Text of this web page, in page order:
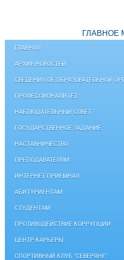
ГЛАВНОЕ
ГЛАВНАЯ
АРХИВ НОВОСТЕЙ
СВЕДЕНИЯ ОБ ОБРАЗОВАТЕЛЬНОЙ
ПРОФЕССИОНАЛИТЕТ
НАБЛЮДАТЕЛЬНЫЙ СОВЕТ
ГОСУДАРСТВЕННОЕ ЗАДАНИЕ
НАСТАВНИЧЕСТВО
ПРЕПОДАВАТЕЛЯМ
ИНТЕРНЕТ-ПРИЕМНАЯ
АБИТУРИЕНТАМ
СТУДЕНТАМ
ПРОТИВОДЕЙСТВИЕ КОРРУПЦИИ
ЦЕНТР КАРЬЕРЫ
СПОРТИВНЫЙ КЛУБ "СЕВЕРЯНЕ"